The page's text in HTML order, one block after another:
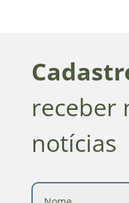
receber
notícias